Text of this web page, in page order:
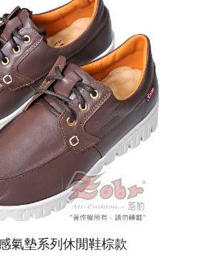
氣墊系列休閒鞋棕款